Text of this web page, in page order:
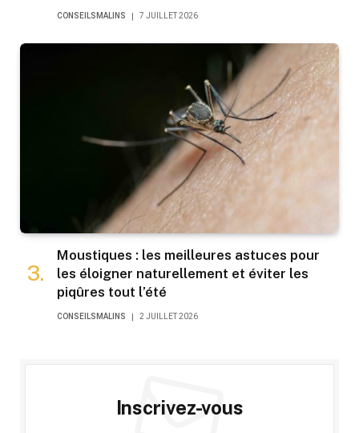
CONSEILSMALINS 7 JUILLET 2026
Moustiques : les meilleures astuces pour
les éloigner naturellement et éviter les
piqûres tout l’été
CONSEILSMALINS 2 JUILLET 2026
Inscrivez-vous